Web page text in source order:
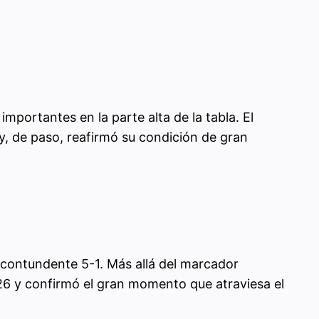
en la parte alta de la tabla. El
de paso, reafirmó su condición de gran
5-1. Más allá del marcador
y confirmó el gran momento que atraviesa el